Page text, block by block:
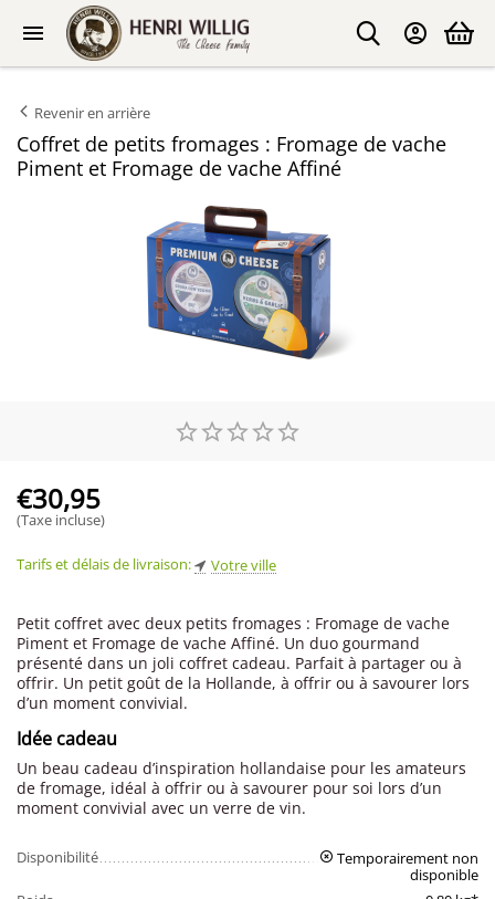
Revenir en arrière
Coffret de petits fromages : Fromage de vache
Piment et Fromage de vache Affiné
€30,95
(Taxe incluse)
Tarifs et délais de livraison: Votre ville
Petit coffret avec deux petits fromages : Fromage de vache
Piment et Fromage de vache Affiné. Un duo gourmand
présenté dans un joli coffret cadeau. Parfait à partager ou à
offrir. Un petit goût de la Hollande, à offrir ou à savourer lors
d’un moment convivial.
Idée cadeau
Un beau cadeau d’inspiration hollandaise pour les amateurs
de fromage, idéal à offrir ou à savourer pour soi lors d’un
moment convivial avec un verre de vin.
Disponibilité
Temporairement non
disponible